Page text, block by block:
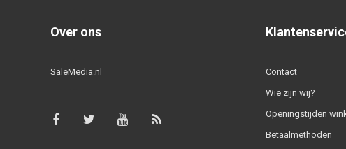
Over ons
SaleMedia.nl
Contact
Wie zijn wij?
Openingstijden
Betaalmethoden